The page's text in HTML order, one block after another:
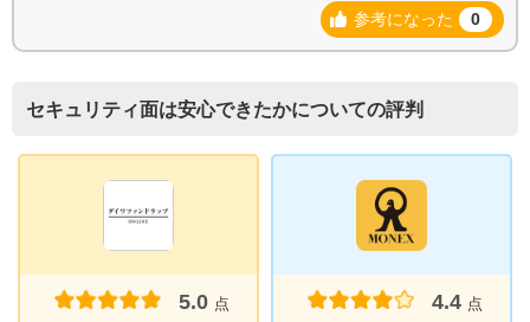
参考になった 0
セキュリティ面は安心できたかについての評判
5.0 点 4.4 点